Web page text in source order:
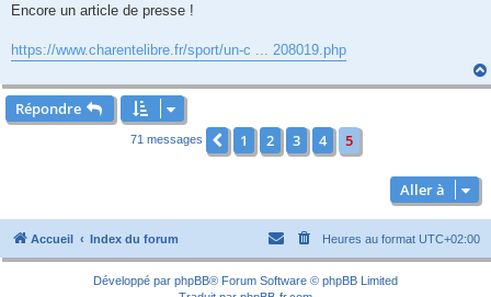
s
g
e
Encore un article de presse !
https://www.charentelibre.fr/sport/un-c ... 208019.php
Répondre
71 messages Précédente
1 2 3 4 5
Aller à
Accueil Index du forum Heures au format UTC+02:00
Développé par phpBB® Forum Software © phpBB Limited